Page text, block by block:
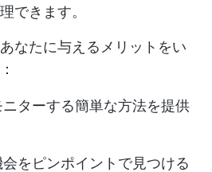
できます。
なたに与えるメリットをい
ターする簡単な方法を提供
をピンポイントで見つける